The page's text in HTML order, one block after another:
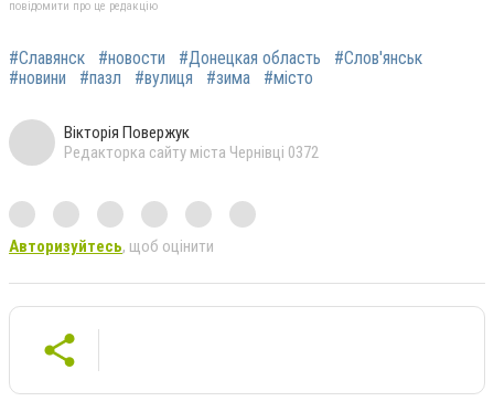
повідомити про це редакцію
#Славянск #новости #Донецкая область
#Слов'янськ
#новини
#пазл #вулиця #зима #місто
Вікторія Повержук
Редакторка сайту міста Чернівці 0372
Авторизуйтесь, щоб оцінити